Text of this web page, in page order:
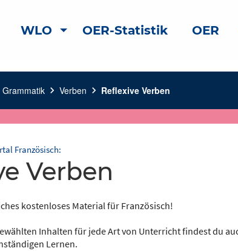
WLO OER-Statistik OER
Grammatik chevron_right Verben chevron_right Reflexive Verben
Französisch:
Verben
kostenloses Material für Französisch!
Inhalten für jede Art von Unterricht findest du
Lernen.